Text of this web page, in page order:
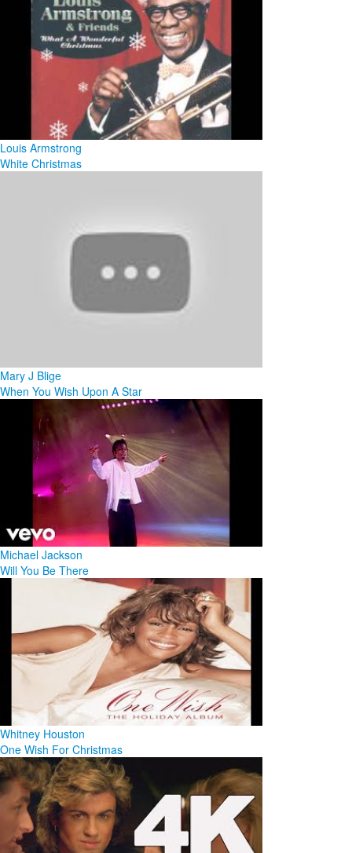
Louis Armstrong
White Christmas
Mary J Blige
When You Wish Upon A Star
Michael Jackson
Will You Be There
Whitney Houston
One Wish For Christmas